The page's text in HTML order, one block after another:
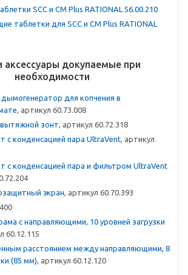
SCC и CM Plus RATIONAL 56.00.210
таблетки для SCC и CM Plus RATIONAL
аксессуары докупаемые при
необходимости
для копчения в
, артикул 60.73.008
зонт , артикул 60.72.318
с конденсацией пара UltraVent , артикул
с конденсацией пара и фильтром UltraVent
экран , артикул 60.70.393
с направляющими, 10 уровней загрузки
60.12.115
расстоянием между направляющими, 8
(85 мм) , артикул 60.12.120